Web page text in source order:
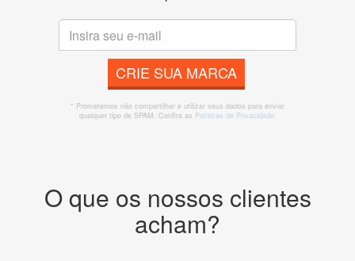
CRIE SUA MARCA
* Prometemos não compartilhar e utilizar seus dados para enviar
qualquer tipo de SPAM. Confira as Políticas de Privacidade.
O que os nossos clientes
acham?